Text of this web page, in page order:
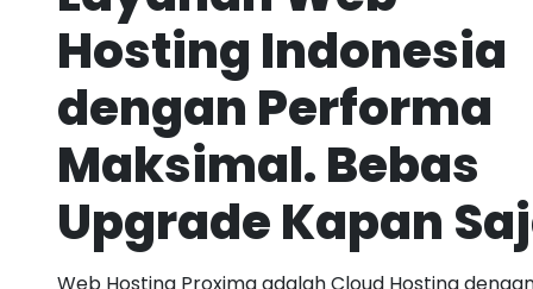
Hosting Indonesia
dengan Performa
Maksimal. Bebas
Upgrade Kapan